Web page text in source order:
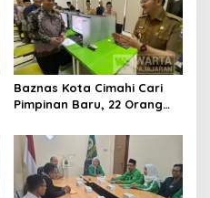
Baznas Kota Cimahi Cari
Pimpinan Baru, 22 Orang